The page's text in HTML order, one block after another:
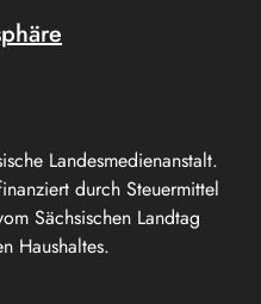
Landesmedienanstalt.
durch Steuermittel
Sächsischen Landtag
Haushaltes.